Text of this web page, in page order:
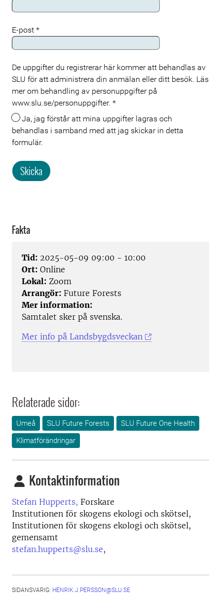
E-post *
Meta
De uppgifter du registrerar här kommer att behandlas av
SLU för att administrera din anmälan eller ditt besök. Läs
mer om behandling av personuppgifter på
www.slu.se/personuppgifter. *
Ja, jag förstår att mina uppgifter lagras och
behandlas i samband med att jag skickar in detta
formulär.
Skicka
Fakta
Tid: 2025-05-09 09:00 - 10:00
Ort: Online
Lokal: Zoom
Arrangör: Future Forests
Mer information:
Samtalet sker på svenska.
Mer info på Landsbygdsveckan
Relaterade sidor:
Umeå SLU Future Forests
SLU Future One Health
Klimatförändringar
Kontaktinformation
Stefan Hupperts, Forskare
Institutionen för skogens ekologi och skötsel,
Institutionen för skogens ekologi och skötsel,
gemensamt
stefan.hupperts@slu.se,
SIDANSVARIG: HENRIK.J.PERSSON@SLU.SE